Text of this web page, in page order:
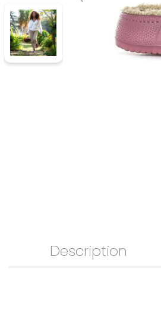
Description